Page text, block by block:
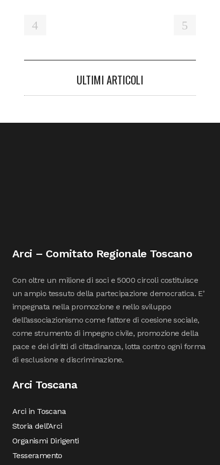
ULTIMI ARTICOLI
Arci – Comitato Regionale Toscano
Con oltre un milione di soci e 5000 circoli costituisce
un ampio tessuto della partecipazione democratica. E’
impegnata nella promozione e nello sviluppo
dell’associazionismo come fattore di coesione sociale,
come strumento di impegno civile, promozione della
pace e dei diritti di cittadinanza, lotta contro ogni forma
di esclusione e discriminazione.
Arci Toscana
Arci in Toscana
Storia dell’Arci
Organismi Dirigenti
Tesseramento